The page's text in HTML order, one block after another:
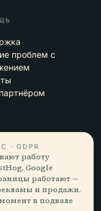
проблем с
· GDPR
работу
Google
работают —
и продажи.
в подвале